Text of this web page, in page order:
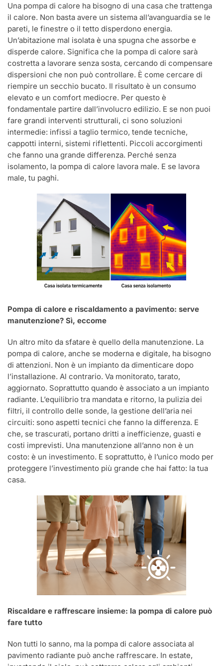
Una pompa di calore ha bisogno di una casa che trattenga
il calore. Non basta avere un sistema all’avanguardia se le
pareti, le finestre o il tetto disperdono energia.
Un’abitazione mal isolata è una spugna che assorbe e
disperde calore. Significa che la pompa di calore sarà
costretta a lavorare senza sosta, cercando di compensare
dispersioni che non può controllare. È come cercare di
riempire un secchio bucato. Il risultato è un consumo
elevato e un comfort mediocre. Per questo è
fondamentale partire dall’involucro edilizio. E se non puoi
fare grandi interventi strutturali, ci sono soluzioni
intermedie: infissi a taglio termico, tende tecniche,
cappotti interni, sistemi riflettenti. Piccoli accorgimenti
che fanno una grande differenza. Perché senza
isolamento, la pompa di calore lavora male. E se lavora
male, tu paghi.
Pompa di calore e riscaldamento a pavimento: serve
manutenzione? Sì, eccome
Un altro mito da sfatare è quello della manutenzione. La
pompa di calore, anche se moderna e digitale, ha bisogno
di attenzioni. Non è un impianto da dimenticare dopo
l’installazione. Al contrario. Va monitorato, tarato,
aggiornato. Soprattutto quando è associato a un impianto
radiante. L’equilibrio tra mandata e ritorno, la pulizia dei
filtri, il controllo delle sonde, la gestione dell’aria nei
circuiti: sono aspetti tecnici che fanno la differenza. E
che, se trascurati, portano dritti a inefficienze, guasti e
costi imprevisti. Una manutenzione all’anno non è un
costo: è un investimento. E soprattutto, è l’unico modo per
proteggere l’investimento più grande che hai fatto: la tua
casa.
Riscaldare e raffrescare insieme: la pompa di calore può
fare tutto
Non tutti lo sanno, ma la pompa di calore associata al
pavimento radiante può anche raffrescare. In estate,